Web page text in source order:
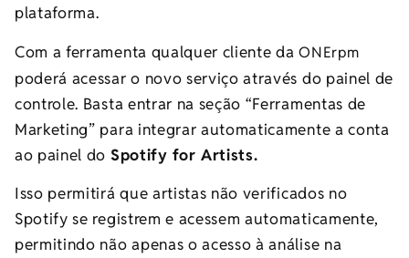
plataforma.
Com a ferramenta qualquer cliente daONErpm
poderá acessar o novo serviço através do painel de
controle. Basta entrar na seção “Ferramentas de
Marketing” para integrar automaticamente a conta
ao painel do Spotify for Artists.
Isso permitirá que artistas não verificados no
Spotify se registrem e acessem automaticamente,
permitindo não apenas o acesso à análise na